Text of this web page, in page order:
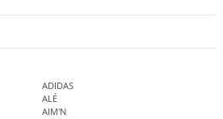
ADIDAS
ALÉ
AIM'N